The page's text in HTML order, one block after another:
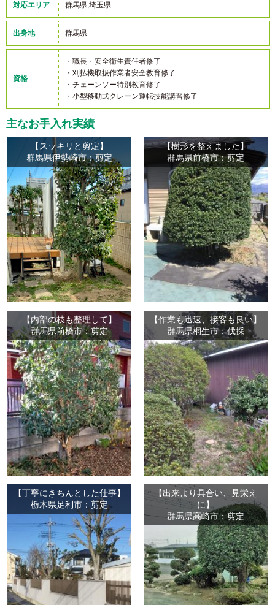
対応エリア 群馬県,埼玉県
出身地 群馬県
資格
・職長・安全衛生責任者修了
・刈払機取扱作業者安全教育修了
・チェーンソー特別教育修了
・小型移動式クレーン運転技能講習修了
主なお手入れ実績
【スッキリと剪定】
群馬県伊勢崎市：剪定
【樹形を整えました】
群馬県前橋市：剪定
【内部の枝も整理して】
群馬県前橋市：剪定
【作業も迅速、接客も良い】
群馬県桐生市：伐採
【丁寧にきちんとした仕事】
栃木県足利市：剪定
【出来より具合い、見栄え
に】
群馬県高崎市：剪定